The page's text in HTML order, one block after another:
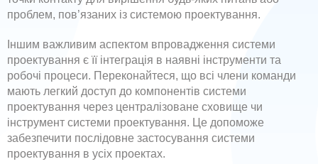
проблем, пов’язаних із системою проектування.
Іншим важливим аспектом впровадження системи
проектування є її інтеграція в наявні інструменти та
робочі процеси. Переконайтеся, що всі члени команди
мають легкий доступ до компонентів системи
проектування через централізоване сховище чи
інструмент системи проектування. Це допоможе
забезпечити послідовне застосування системи
проектування в усіх проектах.